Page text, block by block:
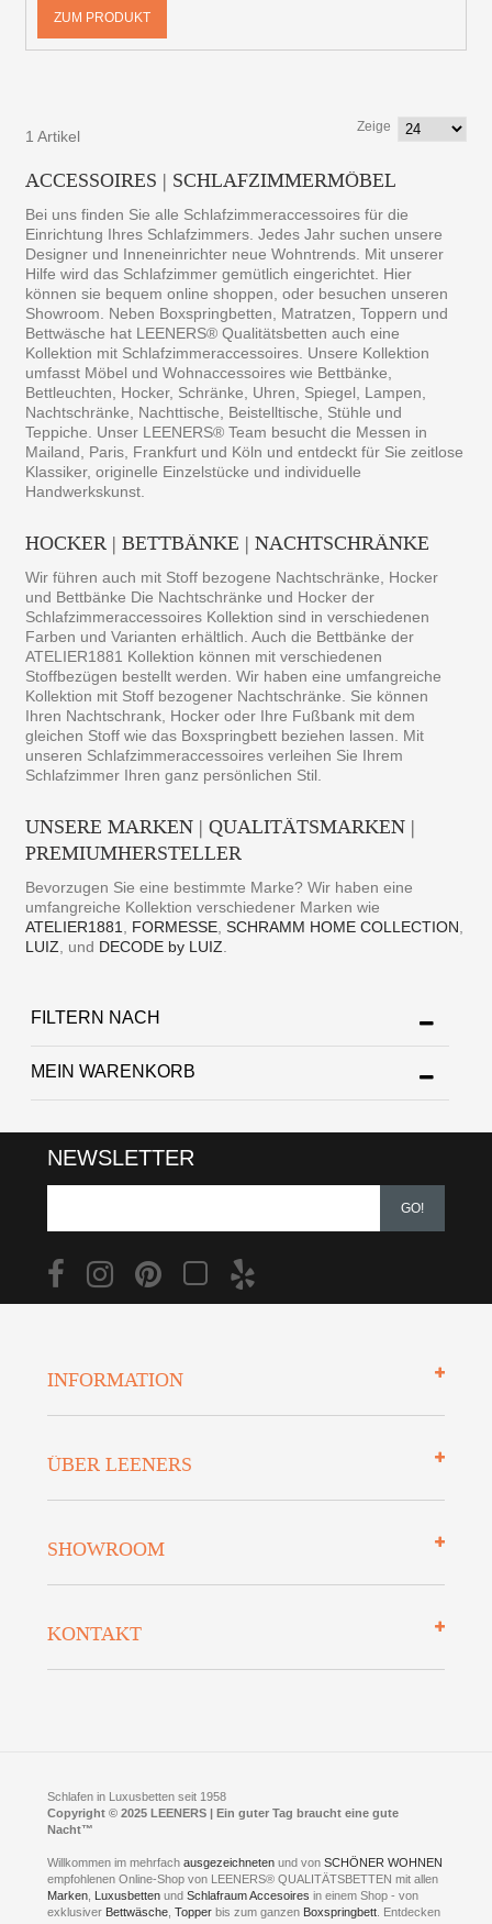
ZUM PRODUKT
1 Artikel
Zeige
ACCESSOIRES | SCHLAFZIMMERMÖBEL
Bei uns finden Sie alle Schlafzimmeraccessoires für die
Einrichtung Ihres Schlafzimmers. Jedes Jahr suchen unsere
Designer und Inneneinrichter neue Wohntrends. Mit unserer
Hilfe wird das Schlafzimmer gemütlich eingerichtet. Hier
können sie bequem online shoppen, oder besuchen unseren
Showroom. Neben Boxspringbetten, Matratzen, Toppern und
Bettwäsche hat LEENERS® Qualitätsbetten auch eine
Kollektion mit Schlafzimmeraccessoires. Unsere Kollektion
umfasst Möbel und Wohnaccessoires wie Bettbänke,
Bettleuchten, Hocker, Schränke, Uhren, Spiegel, Lampen,
Nachtschränke, Nachttische, Beistelltische, Stühle und
Teppiche. Unser LEENERS® Team besucht die Messen in
Mailand, Paris, Frankfurt und Köln und entdeckt für Sie zeitlose
Klassiker, originelle Einzelstücke und individuelle
Handwerkskunst.
HOCKER | BETTBÄNKE | NACHTSCHRÄNKE
Wir führen auch mit Stoff bezogene Nachtschränke, Hocker
und Bettbänke Die Nachtschränke und Hocker der
Schlafzimmeraccessoires Kollektion sind in verschiedenen
Farben und Varianten erhältlich. Auch die Bettbänke der
ATELIER1881 Kollektion können mit verschiedenen
Stoffbezügen bestellt werden. Wir haben eine umfangreiche
Kollektion mit Stoff bezogener Nachtschränke. Sie können
Ihren Nachtschrank, Hocker oder Ihre Fußbank mit dem
gleichen Stoff wie das Boxspringbett beziehen lassen. Mit
unseren Schlafzimmeraccessoires verleihen Sie Ihrem
Schlafzimmer Ihren ganz persönlichen Stil.
UNSERE MARKEN | QUALITÄTSMARKEN |
PREMIUMHERSTELLER
Bevorzugen Sie eine bestimmte Marke? Wir haben eine
umfangreiche Kollektion verschiedener Marken wie
ATELIER1881
FORMESSE ,SCHRAMM HOME COLLECTION
LUIZ , und DECODE by LUIZ
FILTERN NACH
MEIN WARENKORB
NEWSLETTER
GO!
INFORMATION
Finanzierung
Datenschutz
ÜBER LEENERS
Preisgarantie
Presse
Jobs
SHOWROOM
Fotoalbum
Kontakt
KONTAKT
Neuer Showroom für unsere Onlineartikel.
Kontakt via:WhatsApp
Kontakt via:eMail
Schlafen in Luxusbetten seit 1958
Copyright © 2025 LEENERS | Ein guter Tag braucht eine gute
Nacht™
Willkommen im mehrfachausgezeichnetenund vonSCHÖNER WOHNEN
empfohlenen Online-Shop von LEENERS® QUALITÄTSBETTEN mit allen
Marken Luxusbetten undSchlafraum Accesoires in einem Shop - von
exklusiver Bettwäsche ,Topper bis zum ganzen Boxspringbett . Entdecken